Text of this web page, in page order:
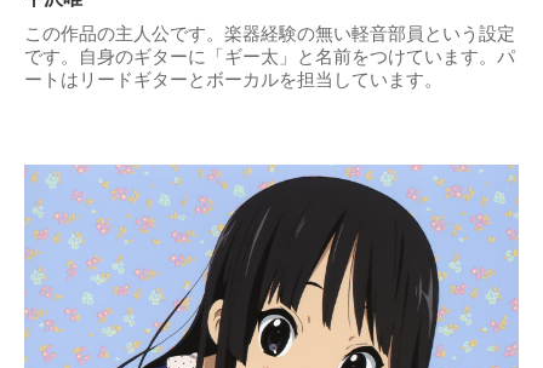
この作品の主人公です。楽器経験の無い軽音部員という設定
です。自身のギターに「ギー太」と名前をつけています。パ
ートはリードギターとボーカルを担当しています。